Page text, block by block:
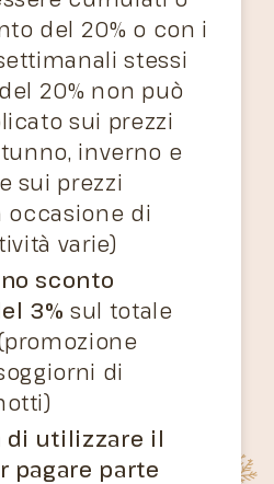
del 20% o con i
stessi
20% non può
sui prezzi
inverno e
sui prezzi
occasione di
varie)
sconto
3% sul totale
di
di utilizzare il
pagare parte